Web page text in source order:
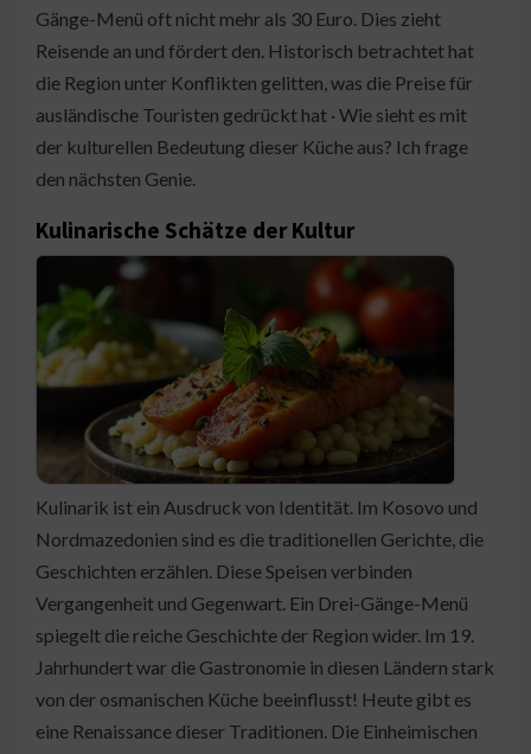
Gänge-Menü oft nicht mehr als 30 Euro. Dies zieht
Reisende an und fördert den. Historisch betrachtet hat
die Region unter Konflikten gelitten, was die Preise für
ausländische Touristen gedrückt hat · Wie sieht es mit
der kulturellen Bedeutung dieser Küche aus? Ich frage
den nächsten Genie.
Kulinarische Schätze der Kultur
Kulinarik ist ein Ausdruck von Identität. Im Kosovo und
Nordmazedonien sind es die traditionellen Gerichte, die
Geschichten erzählen. Diese Speisen verbinden
Vergangenheit und Gegenwart. Ein Drei-Gänge-Menü
spiegelt die reiche Geschichte der Region wider. Im 19.
Jahrhundert war die Gastronomie in diesen Ländern stark
von der osmanischen Küche beeinflusst! Heute gibt es
eine Renaissance dieser Traditionen. Die Einheimischen